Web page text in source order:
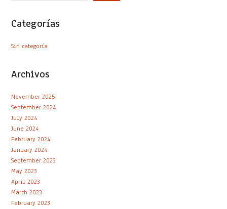
Categorías
Sin categoría
Archivos
November 2025
September 2024
July 2024
June 2024
February 2024
January 2024
September 2023
May 2023
April 2023
March 2023
February 2023